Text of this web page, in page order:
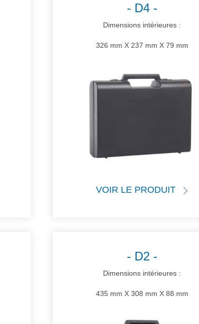
D4
Dimensions intérieures :
326 mm X 237 mm X 79 mm
VOIR LE PRODUIT
D2
Dimensions intérieures :
435 mm X 308 mm X 88 mm